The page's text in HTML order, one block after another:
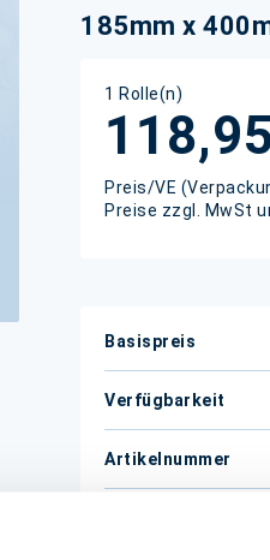
185mm x
1 Rolle(n)
Preis/VE
Preise zzgl. MwSt
Weitere
Basispreis
Verfügbarkeit
Artikelnummer